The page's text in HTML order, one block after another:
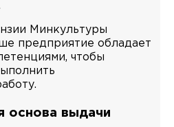
Минкультуры
предприятие обладает
чтобы
основа выдачи